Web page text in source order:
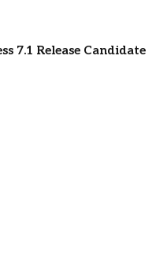
7.1 Release Candidate